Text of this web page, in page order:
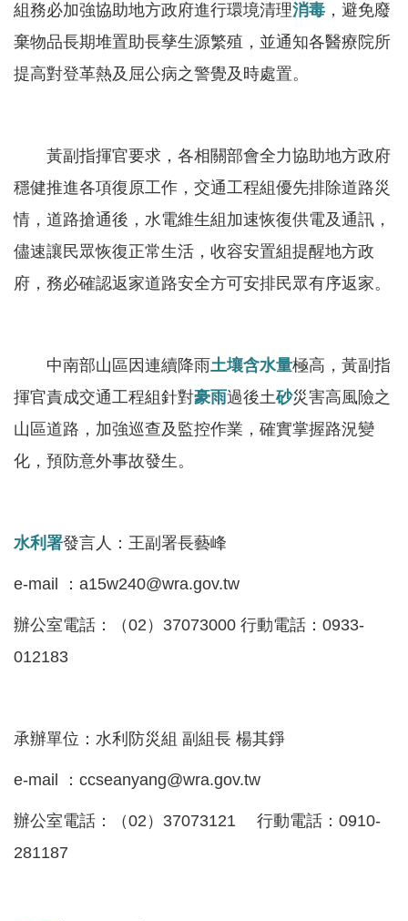
情
告
民
服
務
資
關
本
署
站
導
覽
回
首
見
箱
常
見
組務必加強協助地方政府進行環境清理消毒 ，避免廢
棄物品長期堆置助長孳生源繁殖，並通知各醫療院所
提高對登革熱及屈公病之警覺及時處置。
黃副指揮官要求，各相關部會全力協助地方政府
穩健推進各項復原工作，交通工程組優先排除道路災
情，道路搶通後，水電維生組加速恢復供電及通訊，
儘速讓民眾恢復正常生活，收容安置組提醒地方政
府，務必確認返家道路安全方可安排民眾有序返家。
中南部山區因連續降雨土壤含水量極高，黃副指
揮官責成交通工程組針對豪雨過後土砂災害高風險之
山區道路，加強巡查及監控作業，確實掌握路況變
化，預防意外事故發生。
水利署發言人：王副署長藝峰
e-mail ：a15w240@wra.gov.tw
辦公室電話：（02）37073000 行動電話：0933-
012183
承辦單位：水利防災組 副組長 楊其錚
e-mail ：ccseanyang@wra.gov.tw
辦公室電話：（02）37073121 行動電話：0910-
281187